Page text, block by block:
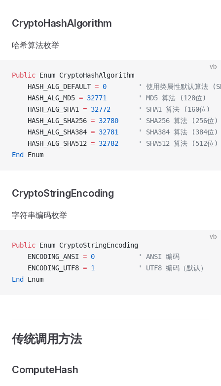
CryptoHashAlgorithm
哈希算法枚举
vb
Public Enum CryptoHashAlgorithm
    HASH_ALG_DEFAULT
= 0
' 使用类属性默认算法
    HASH_ALG_MD5
= 32771
        ' MD5 算法 (128位)
    HASH_ALG_SHA1
= 32772
       ' SHA1 算法 (160位)
    HASH_ALG_SHA256
= 32780
     ' SHA256 算法 (256位)
    HASH_ALG_SHA384
= 32781
     ' SHA384 算法 (384位)
    HASH_ALG_SHA512
= 32782
     ' SHA512 算法 (512位)
End
Enum
CryptoStringEncoding
字符串编码枚举
vb
Public Enum CryptoStringEncoding
    ENCODING_ANSI
= 0
           ' ANSI 编码
    ENCODING_UTF8
= 1
           ' UTF8 编码（默认）
End
Enum
传统调用方法
ComputeHash